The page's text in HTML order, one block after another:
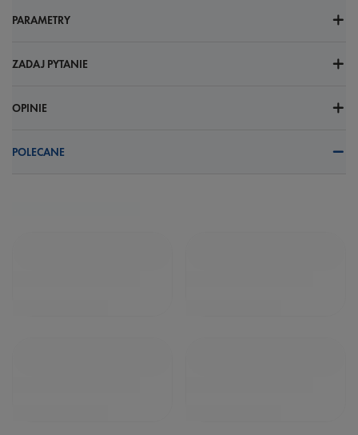
PARAMETRY
ZADAJ PYTANIE
OPINIE
POLECANE